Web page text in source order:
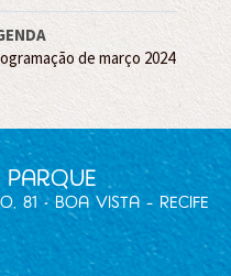
de março 2024
81 • Boa Vista - Recife